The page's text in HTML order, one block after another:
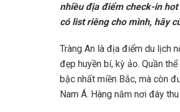
nhiều địa điểm check-in
có list riêng cho mình, hãy
Tràng An là địa điểm du lịch
đẹp huyền bí, kỳ ảo. Quần
bậc nhất miền Bắc, mà còn
Nam Á. Hàng năm nơi đây